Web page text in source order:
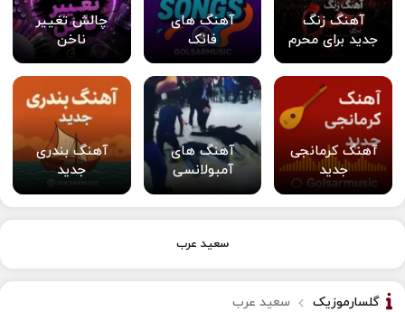
آهنگ زنگ
جدید برای محرم
آهنگ های
فانک
چالش تغییر
ناخن
آهنگ کرمانجی
جدید
آهنگ های
آمبولانسی
آهنگ بندری
جدید
سعید عرب
گلسارموزیک سعید عرب